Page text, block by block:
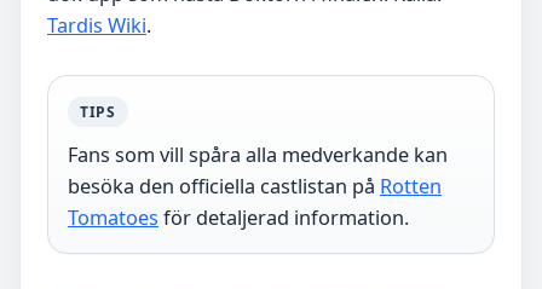
Tardis Wiki.
TIPS
Fans som vill spåra alla medverkande kan
besöka den officiella castlistan på Rotten
Tomatoes för detaljerad information.